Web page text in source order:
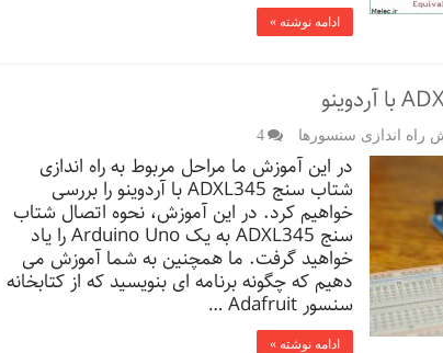
ادامه نوشته »
راه اندازی سنسورها 4
در این آموزش ما مراحل مربوط به راه اندازی
شتاب سنج ADXL345 با آردوینو را بررسی
خواهیم کرد. در این آموزش، نحوه اتصال شتاب
سنج ADXL345 به یک Arduino Uno را یاد
خواهید گرفت. ما همچنین به شما آموزش می
دهیم که چگونه برنامه ای بنویسید که از کتابخانه
سنسور Adafruit …
ادامه نوشته »